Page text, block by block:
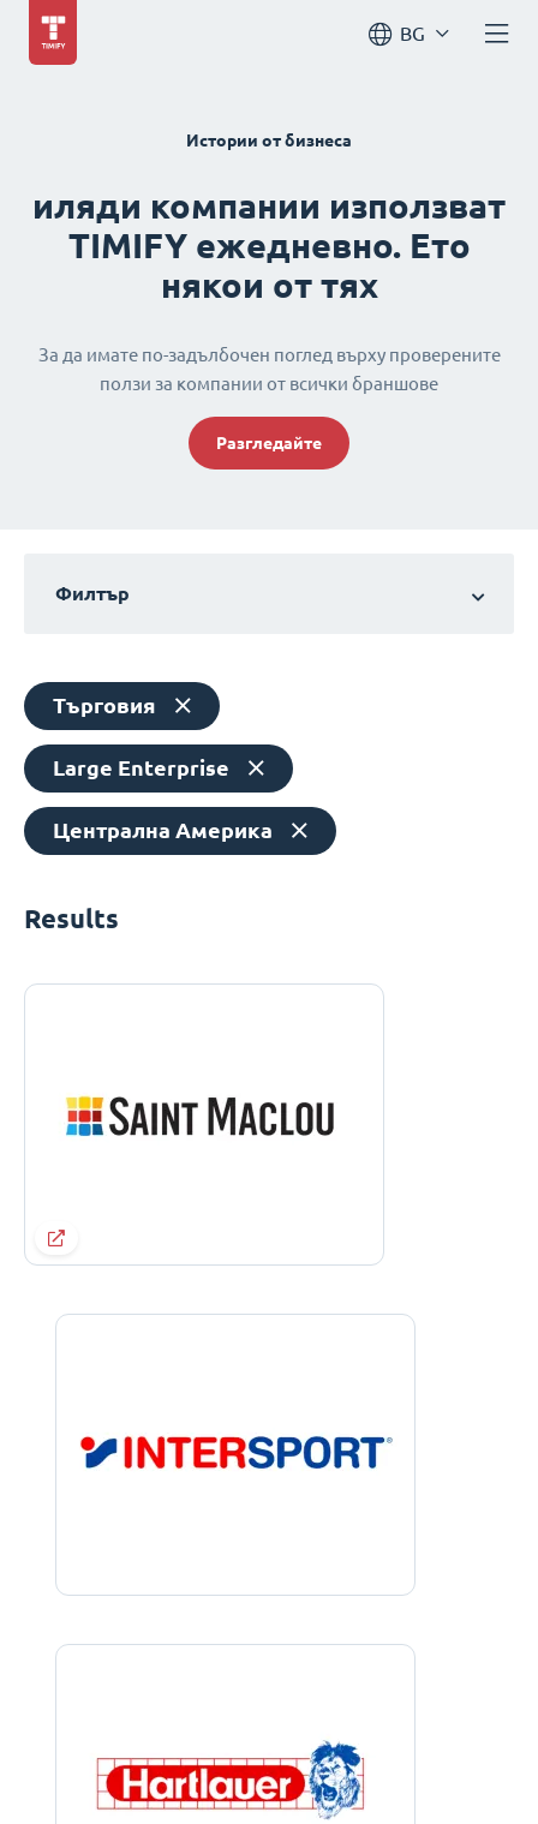
BG
Истории от бизнеса
иляди компании използват
TIMIFY ежедневно. Ето
някои от тях
За да имате по-задълбочен поглед върху проверените
ползи за компании от всички браншове
Разгледайте
Филтър
Търговия
Large Enterprise
Централна Америка
Results